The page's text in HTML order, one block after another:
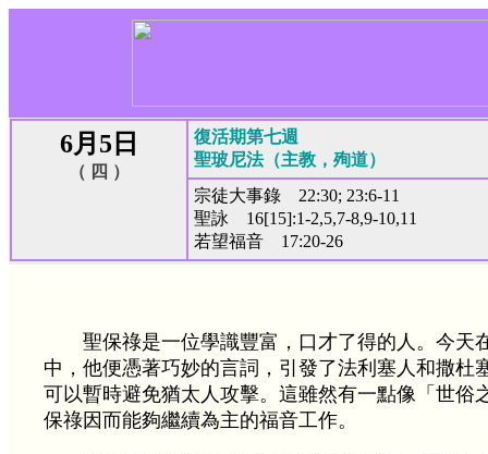
6月5日
（ 四 ）
復活期第七週
聖玻尼法（主教，殉道）
宗徒大事錄 22:30; 23:6-11
聖詠 16[15]:1-2,5,7-8,9-10,11
若望福音 17:20-26
聖保祿是一位學識豐富，口才了得的人。今天
中，他便憑著巧妙的言詞，引發了法利塞人和撒杜
可以暫時避免猶太人攻擊。這雖然有一點像「世俗
保祿因而能夠繼續為主的福音工作。